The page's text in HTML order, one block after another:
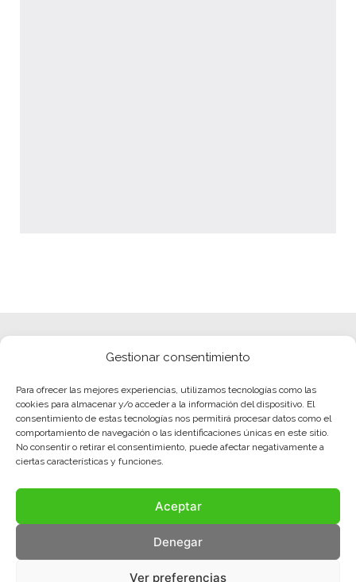
Gestionar consentimiento
Para ofrecer las mejores experiencias, utilizamos tecnologías como las
cookies para almacenar y/o acceder a la información del dispositivo. El
consentimiento de estas tecnologías nos permitirá procesar datos como el
comportamiento de navegación o las identificaciones únicas en este sitio.
No consentir o retirar el consentimiento, puede afectar negativamente a
ciertas características y funciones.
Aceptar
Denegar
Ver preferencias